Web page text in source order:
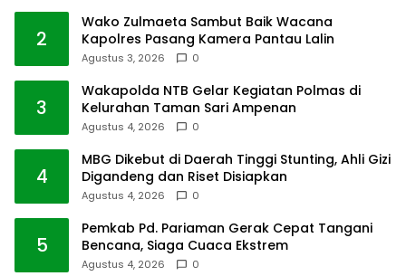
2
Wako Zulmaeta Sambut Baik Wacana
Kapolres Pasang Kamera Pantau Lalin
Agustus 3, 2026 0
3
Wakapolda NTB Gelar Kegiatan Polmas di
Kelurahan Taman Sari Ampenan
Agustus 4, 2026 0
4
MBG Dikebut di Daerah Tinggi Stunting, Ahli Gizi
Digandeng dan Riset Disiapkan
Agustus 4, 2026 0
5
Pemkab Pd. Pariaman Gerak Cepat Tangani
Bencana, Siaga Cuaca Ekstrem
Agustus 4, 2026 0